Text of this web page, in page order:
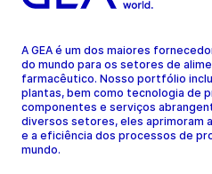
A GEA é um dos maiores
do mundo para os setores de
farmacêutico. Nosso portfólio
plantas, bem como tecnologia de
componentes e serviços
diversos setores, eles aprimoram
e a eficiência dos processos de
mundo.